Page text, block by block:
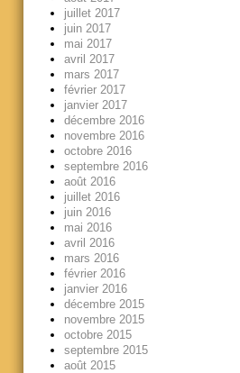
juillet 2017
juin 2017
mai 2017
avril 2017
mars 2017
février 2017
janvier 2017
décembre 2016
novembre 2016
octobre 2016
septembre 2016
août 2016
juillet 2016
juin 2016
mai 2016
avril 2016
mars 2016
février 2016
janvier 2016
décembre 2015
novembre 2015
octobre 2015
septembre 2015
août 2015